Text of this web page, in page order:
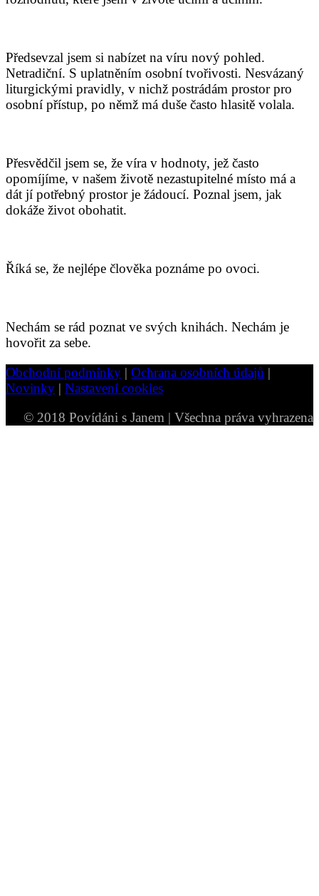
Předsevzal jsem si nabízet na víru nový pohled.
Netradiční. S uplatněním osobní tvořivosti. Nesvázaný
liturgickými pravidly, v nichž postrádám prostor pro
osobní přístup, po němž má duše často hlasitě volala.
Přesvědčil jsem se, že víra v hodnoty, jež často
opomíjíme, v našem životě nezastupitelné místo má a
dát jí potřebný prostor je žádoucí. Poznal jsem, jak
dokáže život obohatit.
Říká se, že nejlépe člověka poznáme po ovoci.
Nechám se rád poznat ve svých knihách. Nechám je
hovořit za sebe.
Obchodní podmínky | Ochrana osobních údajů |
Novinky | Nastavení cookies
© 2018 Povídáni s Janem | Všechna práva vyhrazena